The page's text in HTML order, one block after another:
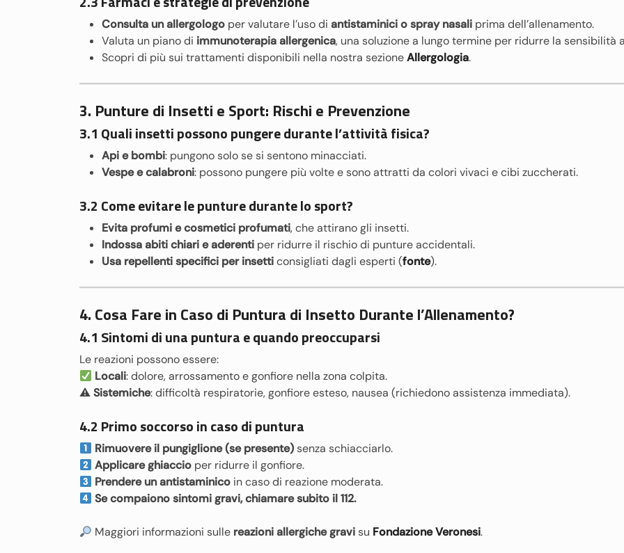
Consulta un allergologo per valutare l’uso di antistaminici o spray nasali prima dell’allenamento.
Valuta un piano di immunoterapia allergenica, una soluzione a lungo termine per ridurre la sensibilità
Scopri di più sui trattamenti disponibili nella nostra sezioneAllergologia.
3. Punture di Insetti e Sport: Rischi e Prevenzione
3.1 Quali insetti possono pungere durante l’attività fisica?
Api e bombi: pungono solo se si sentono minacciati.
Vespe e calabroni: possono pungere più volte e sono attratti da colori vivaci e cibi zuccherati.
3.2 Come evitare le punture durante lo sport?
Evita profumi e cosmetici profumati, che attirano gli insetti.
Indossa abiti chiari e aderenti per ridurre il rischio di punture accidentali.
Usa repellenti specifici per insetticonsigliati dagli esperti (fonte).
4. Cosa Fare in Caso di Puntura di Insetto Durante l’Allenamento?
4.1 Sintomi di una puntura e quando preoccuparsi
Le reazioni possono essere:
Locali: dolore, arrossamento e gonfiore nella zona colpita.
⚠Sistemiche: difficoltà respiratorie, gonfiore esteso, nausea (richiedono assistenza immediata).
4.2 Primo soccorso in caso di puntura
Rimuovere il pungiglione (se presente) senza schiacciarlo.
Applicare ghiaccio per ridurre il gonfiore.
Prendere un antistaminico in caso di reazione moderata.
Se compaiono sintomi gravi, chiamare subito il 112.
Maggiori informazioni sulle reazioni allergiche gravi su Fondazione Veronesi.